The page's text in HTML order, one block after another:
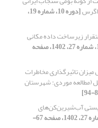
[دوره 10، شماره 19،
زیرساخت داده مکانی
[دوره 15، شماره 27، 1402، صفحه
تاثیرگذاری مخاطرات
(مطالعه موردی: شهرستان
آب‌‌شیرین‌‌کن‌‌های
[دوره 15، شماره 27، 1402، صفحه 67-